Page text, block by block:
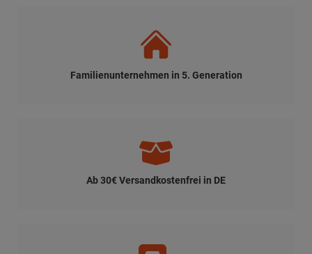
Familienunternehmen in 5. Generation
Ab 30€ Versandkostenfrei in DE